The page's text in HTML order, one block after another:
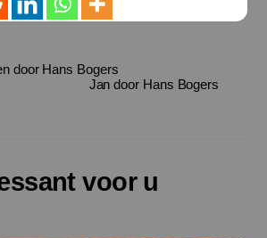
door Hans Bogers
Jan door Hans Bogers
voor u